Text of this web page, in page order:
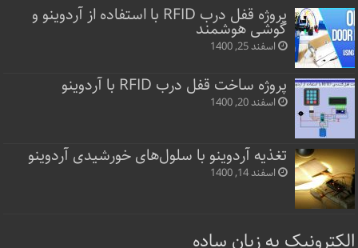
پروژه قفل‌ درب RFID با استفاده از آردوینو و
گوشی هوشمند
اسفند 25, 1400
پروژه ساخت قفل‌ درب RFID با آردوینو
اسفند 20, 1400
تغذیه آردوینو با سلول‌های خورشیدی آردوینو
اسفند 14, 1400
الکترونیک به زبان ساده